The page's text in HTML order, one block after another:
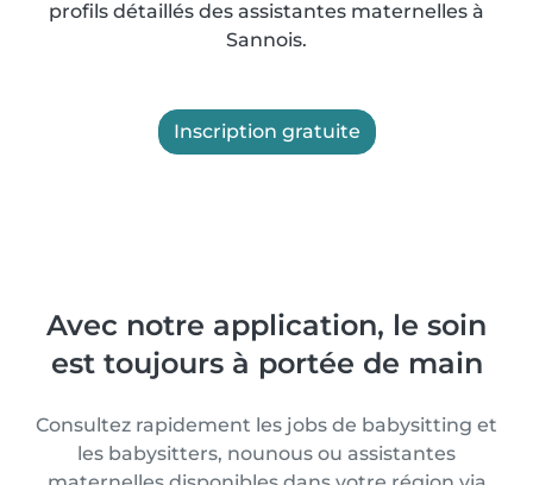
profils détaillés des assistantes maternelles à
Sannois.
Inscription gratuite
Avec notre application, le soin
est toujours à portée de main
Consultez rapidement les jobs de babysitting et
les babysitters, nounous ou assistantes